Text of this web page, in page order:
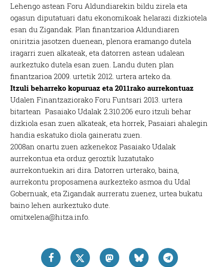
Lehengo astean Foru Aldundiarekin bildu zirela eta
ogasun diputatuari datu ekonomikoak helarazi dizkiotela
esan du Zigandak. Plan finantzarioa Aldundiaren
oniritzia jasotzen duenean, plenora eramango dutela
iragarri zuen alkateak, eta datorren astean udalean
aurkeztuko dutela esan zuen. Landu duten plan
finantzarioa 2009. urtetik 2012. urtera arteko da.
Itzuli beharreko kopuruaz eta 2011rako aurrekontuaz
Udalen Finantzaziorako Foru Funtsari 2013. urtera
bitartean Pasaiako Udalak 2.310.206 euro itzuli behar
dizkiola esan zuen alkateak, eta horrek, Pasaiari ahalegin
handia eskatuko diola gaineratu zuen.
2008an onartu zuen azkenekoz Pasaiako Udalak
aurrekontua eta orduz geroztik luzatutako
aurrekontuekin ari dira. Datorren urterako, baina,
aurrekontu proposamena aurkezteko asmoa du Udal
Gobernuak, eta Zigandak aurreratu zuenez, urtea bukatu
baino lehen aurkeztuko dute.
omitxelena@hitza.info.